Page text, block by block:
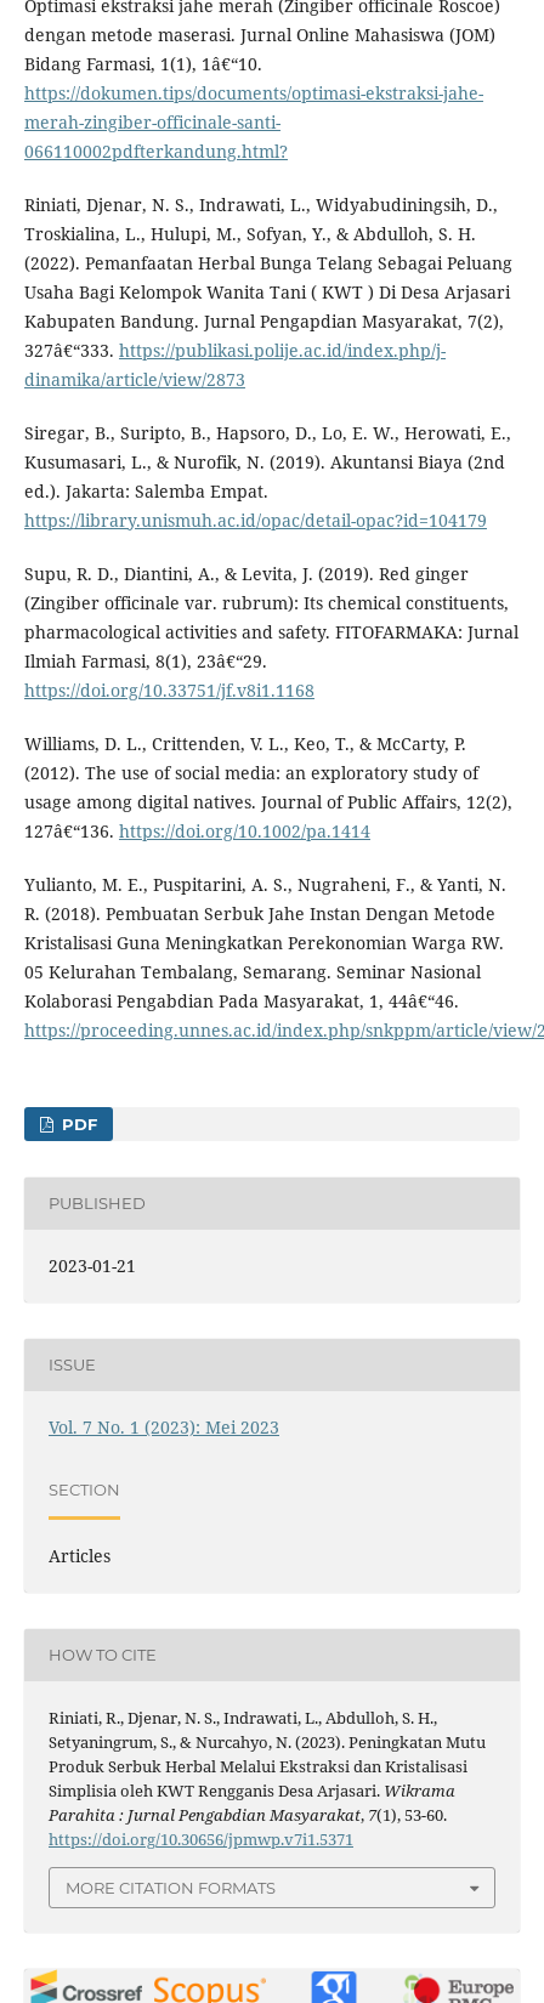
Optimasi ekstraksi jahe merah (Zingiber officinale Roscoe)
dengan metode maserasi. Jurnal Online Mahasiswa (JOM)
Bidang Farmasi, 1(1), 1â€“10.
https://dokumen.tips/documents/optimasi-ekstraksi-jahe-
merah-zingiber-officinale-santi-
066110002pdfterkandung.html?
Riniati, Djenar, N. S., Indrawati, L., Widyabudiningsih, D.,
Troskialina, L., Hulupi, M., Sofyan, Y., & Abdulloh, S. H.
(2022). Pemanfaatan Herbal Bunga Telang Sebagai Peluang
Usaha Bagi Kelompok Wanita Tani ( KWT ) Di Desa Arjasari
Kabupaten Bandung. Jurnal Pengapdian Masyarakat, 7(2),
327â€“333. https://publikasi.polije.ac.id/index.php/j-
dinamika/article/view/2873
Siregar, B., Suripto, B., Hapsoro, D., Lo, E. W., Herowati, E.,
Kusumasari, L., & Nurofik, N. (2019). Akuntansi Biaya (2nd
ed.). Jakarta: Salemba Empat.
https://library.unismuh.ac.id/opac/detail-opac?id=104179
Supu, R. D., Diantini, A., & Levita, J. (2019). Red ginger
(Zingiber officinale var. rubrum): Its chemical constituents,
pharmacological activities and safety. FITOFARMAKA: Jurnal
Ilmiah Farmasi, 8(1), 23â€“29.
https://doi.org/10.33751/jf.v8i1.1168
Williams, D. L., Crittenden, V. L., Keo, T., & McCarty, P.
(2012). The use of social media: an exploratory study of
usage among digital natives. Journal of Public Affairs, 12(2),
127â€“136. https://doi.org/10.1002/pa.1414
Yulianto, M. E., Puspitarini, A. S., Nugraheni, F., & Yanti, N.
R. (2018). Pembuatan Serbuk Jahe Instan Dengan Metode
Kristalisasi Guna Meningkatkan Perekonomian Warga RW.
05 Kelurahan Tembalang, Semarang. Seminar Nasional
Kolaborasi Pengabdian Pada Masyarakat, 1, 44â€“46.
https://proceeding.unnes.ac.id/index.php/snkppm/article/view/
PDF
PUBLISHED
2023-01-21
ISSUE
Vol. 7 No. 1 (2023): Mei 2023
SECTION
Articles
HOW TO CITE
Riniati, R., Djenar, N. S., Indrawati, L., Abdulloh, S. H.,
Setyaningrum, S., & Nurcahyo, N. (2023). Peningkatan Mutu
Produk Serbuk Herbal Melalui Ekstraksi dan Kristalisasi
Simplisia oleh KWT Rengganis Desa Arjasari. Wikrama
Parahita : Jurnal Pengabdian Masyarakat, 7(1), 53-60.
https://doi.org/10.30656/jpmwp.v7i1.5371
MORE CITATION FORMATS